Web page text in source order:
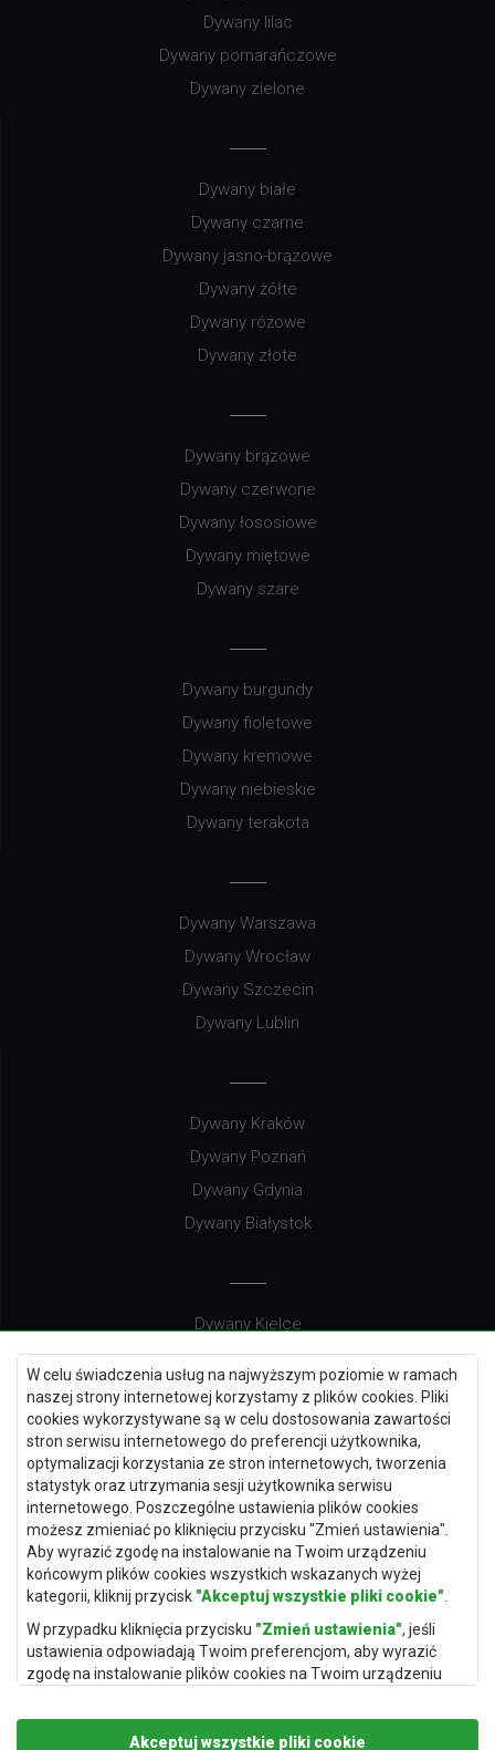
W celu świadczenia usług na najwyższym poziomie w ramach
naszej strony internetowej korzystamy z plików cookies. Pliki
cookies wykorzystywane są w celu dostosowania zawartości
stron serwisu internetowego do preferencji użytkownika,
optymalizacji korzystania ze stron internetowych, tworzenia
statystyk oraz utrzymania sesji użytkownika serwisu
internetowego. Poszczególne ustawienia plików cookies
możesz zmieniać po kliknięciu przycisku "Zmień ustawienia".
Aby wyrazić zgodę na instalowanie na Twoim urządzeniu
końcowym plików cookies wszystkich wskazanych wyżej
kategorii, kliknij przycisk "Akceptuj wszystkie pliki cookie"
W przypadku kliknięcia przycisku "Zmień ustawienia", jeśli
ustawienia odpowiadają Twoim preferencjom, aby wyrazić
zgodę na instalowanie plików cookies na Twoim urządzeniu
"Zapisz i zaakceptuj".
Akceptuj wszystkie pliki cookie
Dywany lilac
Dywany pomarańczowe
Dywany zielone
Dywany białe
Dywany czarne
Dywany jasno-brązowe
Dywany żółte
Dywany różowe
Dywany złote
Dywany brązowe
Dywany czerwone
Dywany łososiowe
Dywany miętowe
Dywany szare
Dywany burgundy
Dywany fioletowe
Dywany kremowe
Dywany niebieskie
Dywany terakota
Dywany Warszawa
Dywany Wrocław
Dywany Szczecin
Dywany Lublin
Dywany Kraków
Dywany Poznań
Dywany Gdynia
Dywany Białystok
Dywany Kielce
Dywany Gdańsk
Dywany Toruń
Dywany Bydgoszcz
Dywany Łódź
Dywany Katowice
Dywany Rzeszów
Dywany Częstochowa